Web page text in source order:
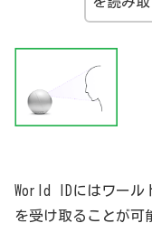
World IDにはワール
を受け取ることが可